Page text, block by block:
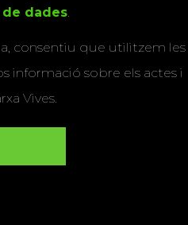
dades.
consentiu que utilitzem les
informació sobre els actes i
Vives.